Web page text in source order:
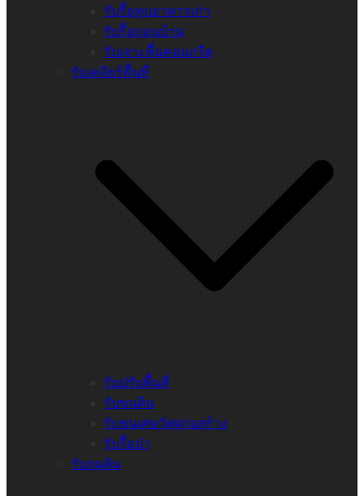
รับรื้อทุบอาคารเก่า
รับรื้อถอนบ้าน
รับเจาะพื้นคอนกรีต
รับเคลียร์พื้นที่
รับปรับพื้นที่
รับขนดิน
รับขนเศษวัสดุก่อสร้าง
รับรื้อป่า
รับถมดิน